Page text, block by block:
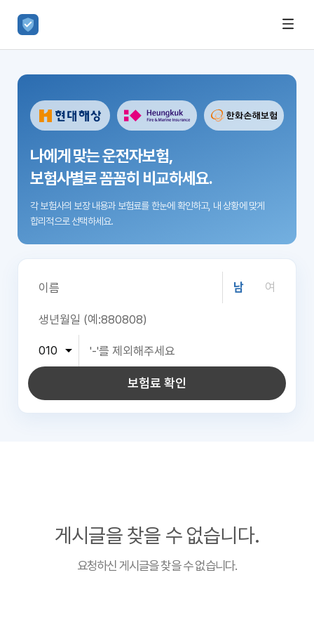
나에게 맞는 운전자보험,
보험사별로 꼼꼼히 비교하세요.
각 보험사의 보장 내용과 보험료를 한눈에 확인하고, 내 상황에 맞게
합리적으로 선택하세요.
남 여
보험료 확인
게시글을 찾을 수 없습니다.
요청하신 게시글을 찾을 수 없습니다.